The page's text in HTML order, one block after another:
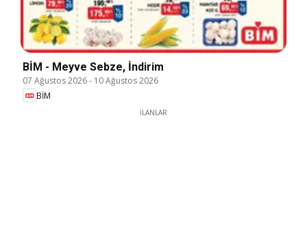
BİM - Meyve Sebze, İndirim
07 Ağustos 2026- 10 Ağustos 2026
BİM
İLANLAR